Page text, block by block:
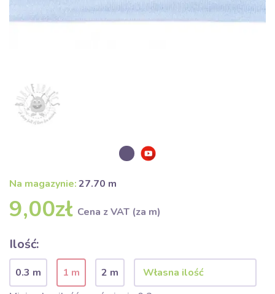
Na magazynie:27.70 m
9,00zł Cena z VAT (za m)
Ilość:
0.3 m 1 m
2 m